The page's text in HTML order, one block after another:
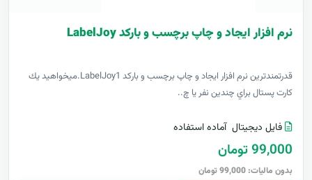
نرم افزار ایجاد و چاپ برچسب و بارکد LabelJoy
قدرتمندترين نرم افزار ایجاد و چاپ برچسب و بارکد LabelJoy1.ميخواهيد يك
كارت پستال براي چندين نفر يا چ..
فایل دیجیتال آماده استفاده
99,000 تومان
بدون مالیات: 99,000 تومان